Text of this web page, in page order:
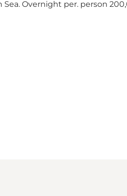
Overnight per. person